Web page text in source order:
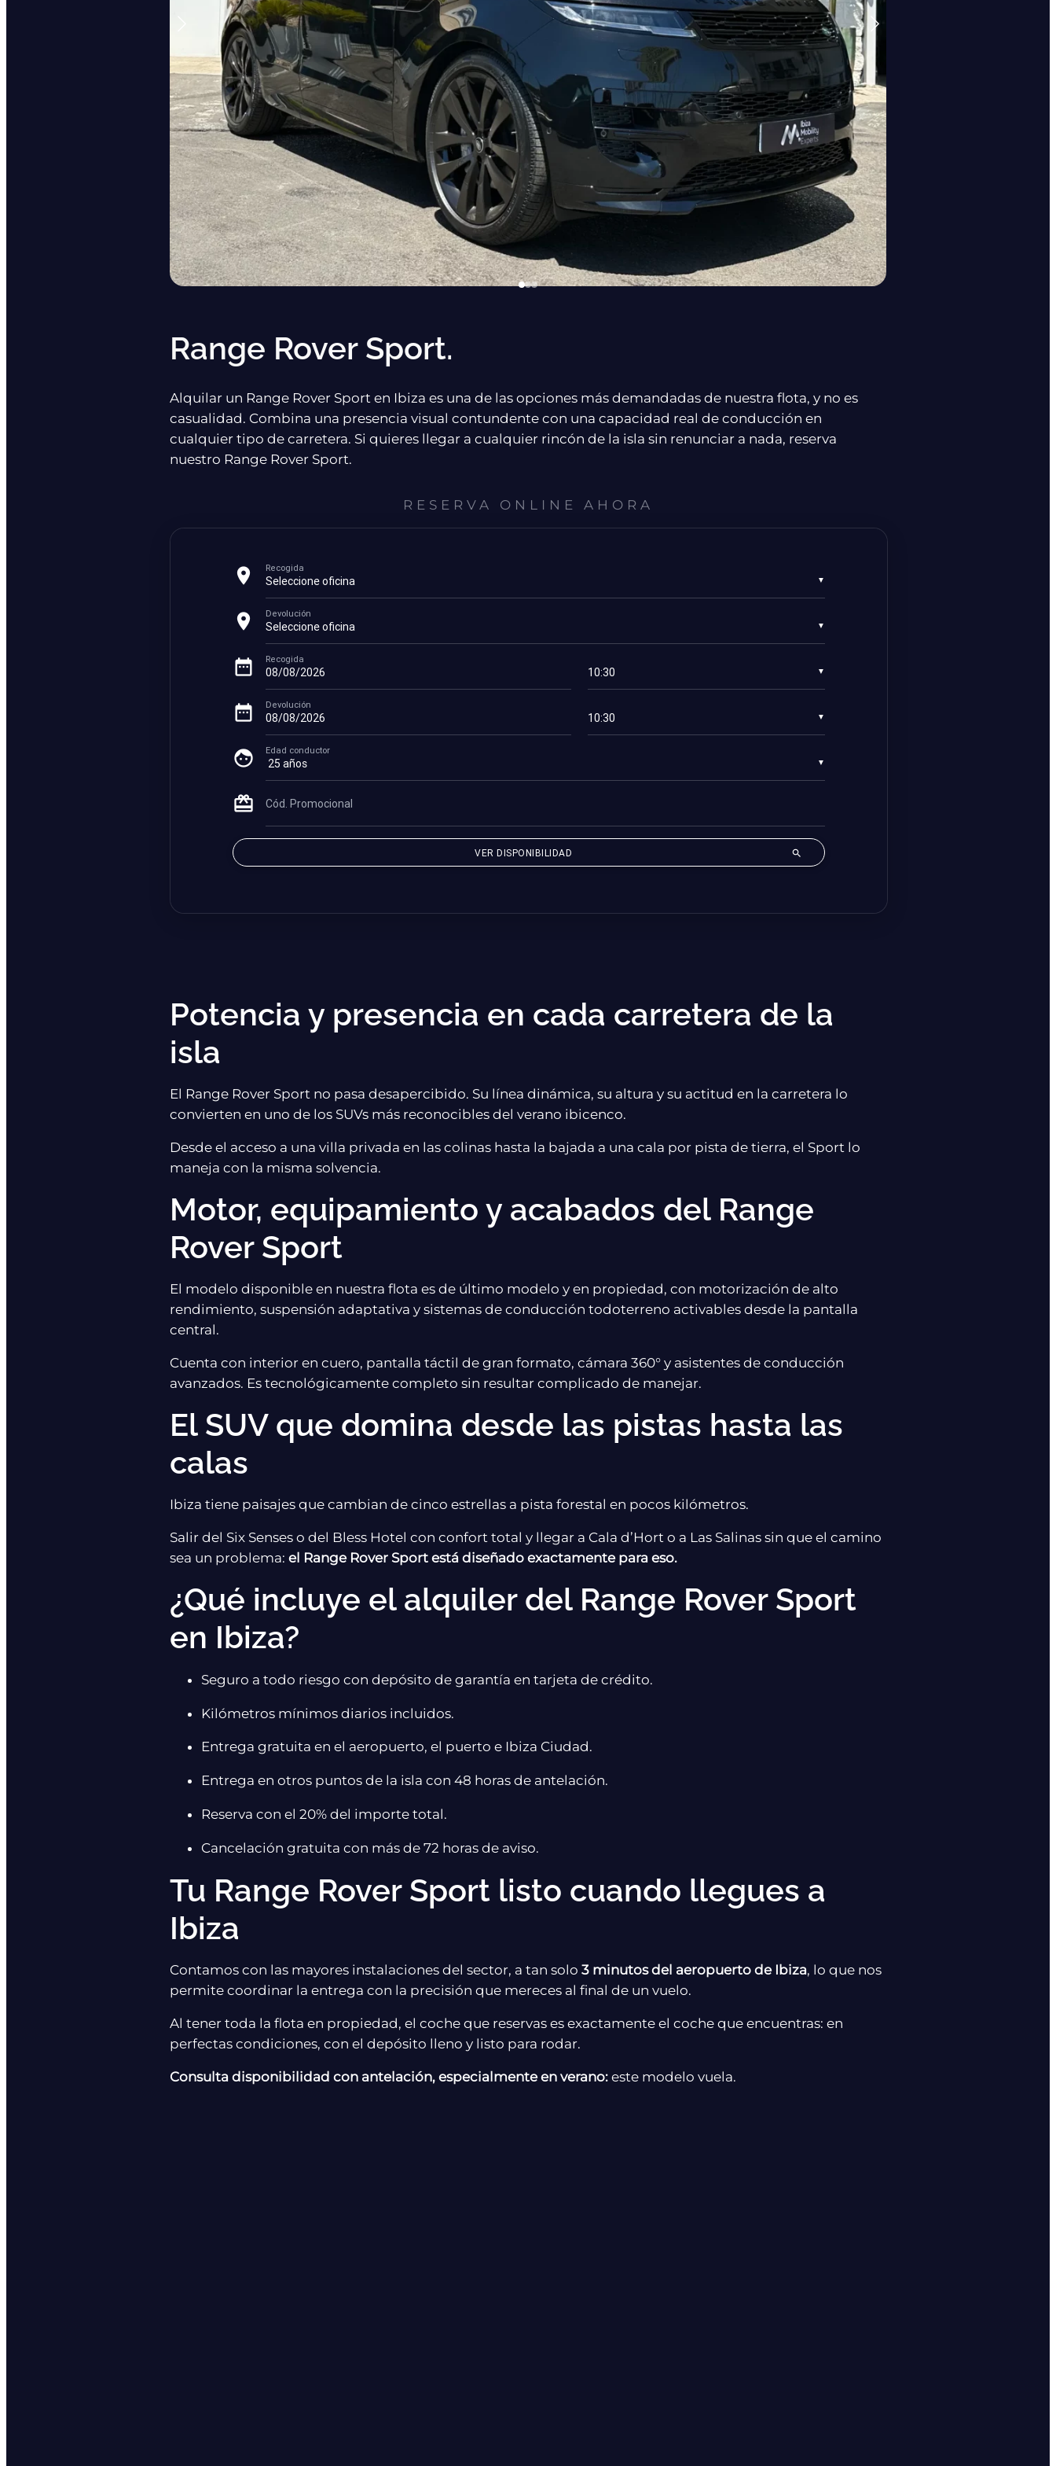
Range Rover Sport.
Alquilar un Range Rover Sport en Ibiza es una de las opciones más demandadas de nuestra flota, y no es
casualidad. Combina una presencia visual contundente con una capacidad real de conducción en
cualquier tipo de carretera. Si quieres llegar a cualquier rincón de la isla sin renunciar a nada, reserva
nuestro Range Rover Sport.
RESERVA ONLINE AHORA
Potencia y presencia en cada carretera de la
isla
El Range Rover Sport no pasa desapercibido. Su línea dinámica, su altura y su actitud en la carretera lo
convierten en uno de los SUVs más reconocibles del verano ibicenco.
Desde el acceso a una villa privada en las colinas hasta la bajada a una cala por pista de tierra, el Sport lo
maneja con la misma solvencia.
Motor, equipamiento y acabados del Range
Rover Sport
El modelo disponible en nuestra flota es de último modelo y en propiedad, con motorización de alto
rendimiento, suspensión adaptativa y sistemas de conducción todoterreno activables desde la pantalla
central.
Cuenta con interior en cuero, pantalla táctil de gran formato, cámara 360° y asistentes de conducción
avanzados. Es tecnológicamente completo sin resultar complicado de manejar.
El SUV que domina desde las pistas hasta las
calas
Ibiza tiene paisajes que cambian de cinco estrellas a pista forestal en pocos kilómetros.
Salir del Six Senses o del Bless Hotel con confort total y llegar a Cala d’Hort o a Las Salinas sin que el camino
sea un problema: el Range Rover Sport está diseñado exactamente para eso.
¿Qué incluye el alquiler del Range Rover Sport
en Ibiza?
Seguro a todo riesgo con depósito de garantía en tarjeta de crédito.
Kilómetros mínimos diarios incluidos.
Entrega gratuita en el aeropuerto, el puerto e Ibiza Ciudad.
Entrega en otros puntos de la isla con 48 horas de antelación.
Reserva con el 20% del importe total.
Cancelación gratuita con más de 72 horas de aviso.
Tu Range Rover Sport listo cuando llegues a
Ibiza
Contamos con las mayores instalaciones del sector, a tan solo 3 minutos del aeropuerto de Ibiza, lo que nos
permite coordinar la entrega con la precisión que mereces al final de un vuelo.
Al tener toda la flota en propiedad, el coche que reservas es exactamente el coche que encuentras: en
perfectas condiciones, con el depósito lleno y listo para rodar.
Consulta disponibilidad con antelación, especialmente en verano: este modelo vuela.